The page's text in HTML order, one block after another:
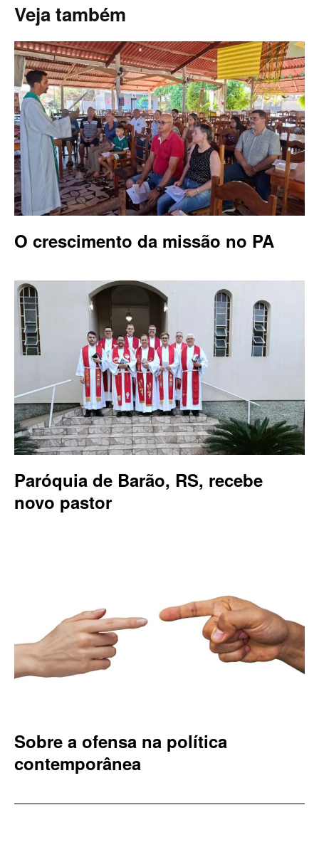
Veja também
O crescimento da missão no PA
Paróquia de Barão, RS, recebe
novo pastor
Sobre a ofensa na política
contemporânea